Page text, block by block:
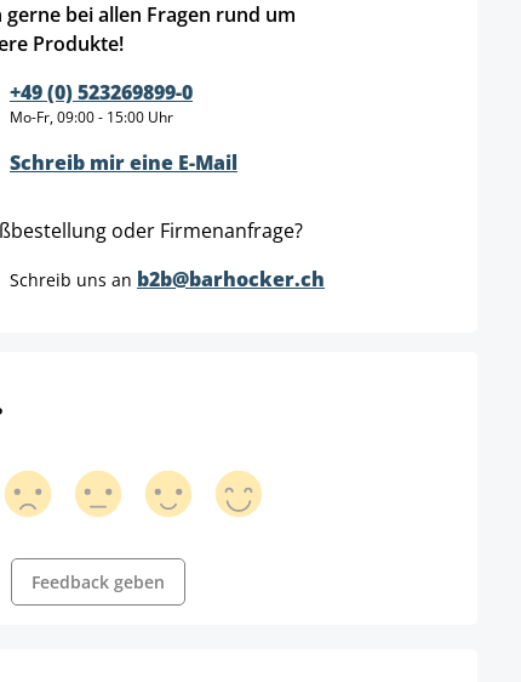
gerne bei allen Fragen rund um
Produkte!
+49 (0) 523269899-0
Mo-Fr, 09:00 - 15:00 Uhr
Schreib mir eine E-Mail
oder Firmenanfrage?
Schreib uns an b2b@barhocker.ch
Feedback geben